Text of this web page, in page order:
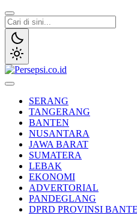
Lewati
ke
konten
SERANG
TANGERANG
BANTEN
NUSANTARA
JAWA BARAT
SUMATERA
LEBAK
EKONOMI
ADVERTORIAL
PANDEGLANG
DPRD PROVINSI